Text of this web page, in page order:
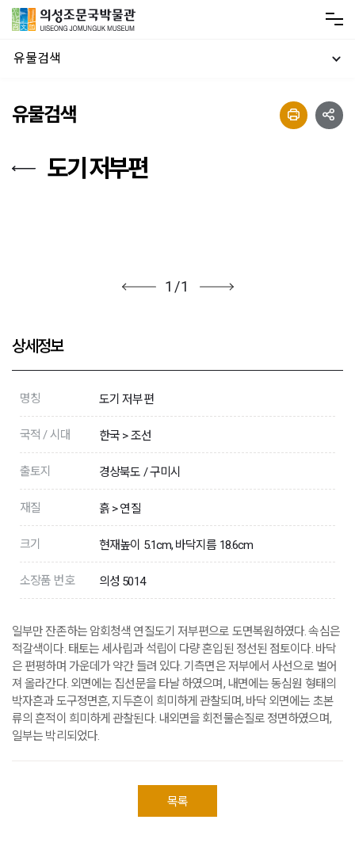
유물검색
유물검색
도기 저부편
1 /1
상세정보
명칭 도기 저부편
국적 / 시대 한국 > 조선
출토지 경상북도 / 구미시
재질 흙 > 연질
크기 현재높이 5.1cm, 바닥지름 18.6cm
소장품 번호 의성 5014
일부만 잔존하는 암회청색 연질도기 저부편으로 도면복원하였다. 속심은
적갈색이다. 태토는 세사립과 석립이 다량 혼입된 정선된 점토이다. 바닥
은 편평하며 가운데가 약간 들려 있다. 기측면은 저부에서 사선으로 벌어
져 올라간다. 외면에는 집선문을 타날 하였으며, 내면에는 동심원 형태의
박자흔과 도구정면흔, 지두흔이 희미하게 관찰되며, 바닥 외면에는 초본
류의 흔적이 희미하게 관찰된다. 내외면을 회전물손질로 정면하였으며,
일부는 박리되었다.
목록